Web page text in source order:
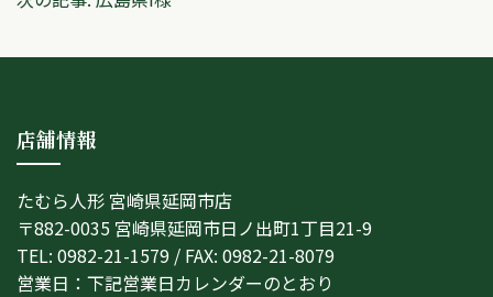
稿
ナ
ゲ
ー
シ
ョ
店舗情報
たむら人形 宮崎県延岡市店
〒882-0035 宮崎県延岡市日ノ出町1丁目21-9
TEL: 0982-21-1579 / FAX: 0982-21-8079
営業日：下記営業日カレンダーのとおり